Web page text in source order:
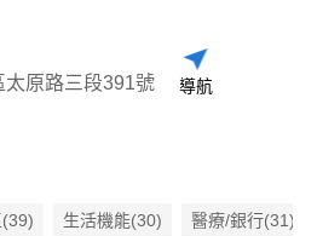
太原路三段391號 導航
生活機能(30) 醫療/銀行(31)